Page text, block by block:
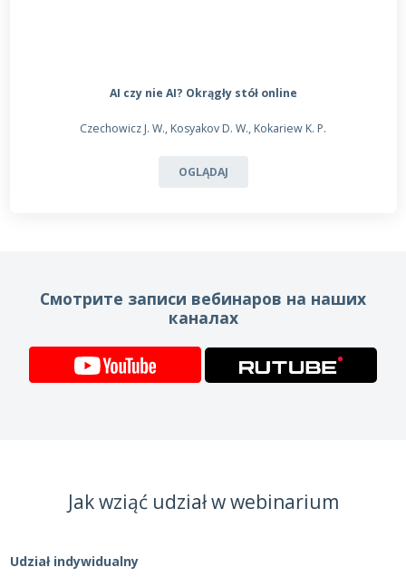
AI czy nie AI? Okrągły stół online
Czechowicz J. W., Kosyakov D. W., Kokariew K. P.
OGLĄDAJ
Смотрите записи вебинаров на наших
каналах
Jak wziąć udział w webinarium
Udział indywidualny